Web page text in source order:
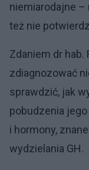
niemiarodajne –
też nie
Zdaniem dr hab.
zdiagnozować
sprawdzić, jak
pobudzenia
i hormony,
wydzielania GH.